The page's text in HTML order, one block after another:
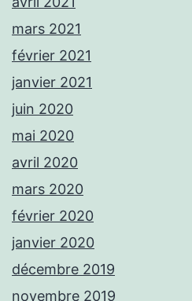
mars 2021
février 2021
janvier 2021
juin 2020
mai 2020
avril 2020
mars 2020
février 2020
janvier 2020
décembre 2019
novembre 2019